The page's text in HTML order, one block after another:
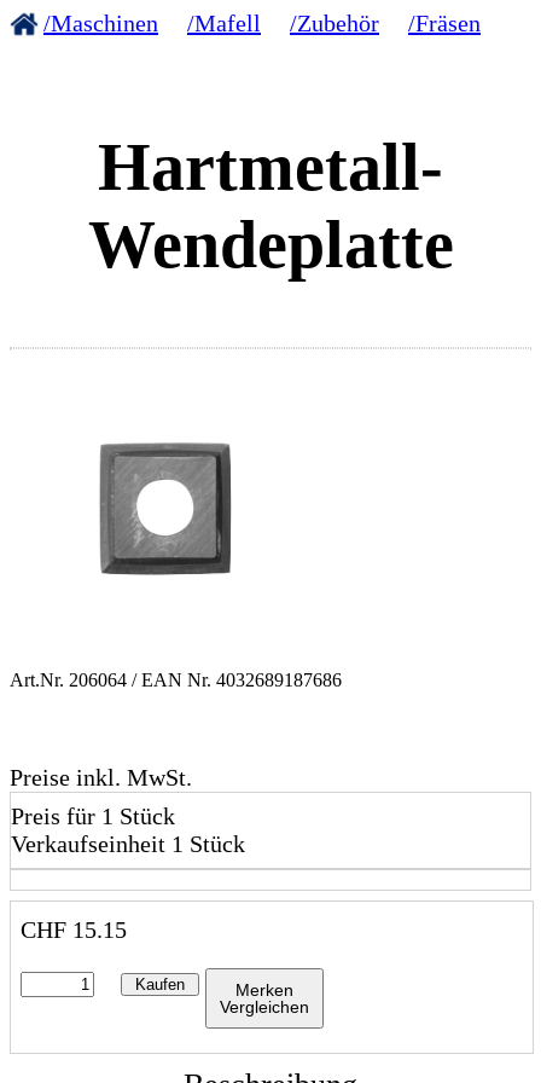
/Maschinen /Mafell /Zubehör /Fräsen
Hartmetall-
Wendeplatte
Art.Nr. 206064 / EAN Nr. 4032689187686
Preise inkl. MwSt.
Preis für 1 Stück
Verkaufseinheit 1 Stück
CHF 15.15
Kaufen
Merken
Vergleichen